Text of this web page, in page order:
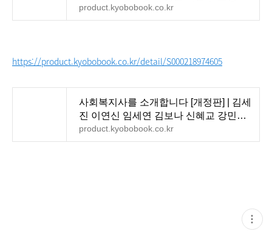
교보문고
product.kyobobook.co.kr
https://product.kyobobook.co.kr/detail/S000218974605
사회복지사를 소개합니다 [개정판] | 김세
진 이연신 임세연 김보나 신혜교 강민지
전유나 정진호
product.kyobobook.co.kr
현
재